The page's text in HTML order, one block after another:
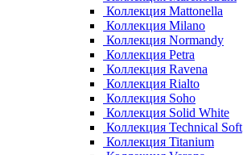
Коллекция Mattonella
Коллекция Milano
Коллекция Normandy
Коллекция Petra
Коллекция Ravena
Коллекция Rialto
Коллекция Soho
Коллекция Solid White
Коллекция Technical Soft
Коллекция Titanium